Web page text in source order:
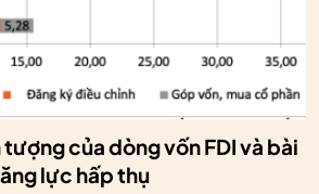
của dòng vốn FDI và bài
lực hấp thụ